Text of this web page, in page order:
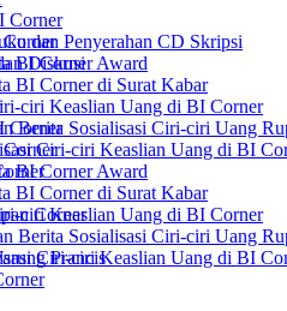
Corner
BI Corner Award
BI Corner di Surat Kabar
ciri Keaslian Uang di BI Corner
Berita Sosialisasi Ciri-ciri Uang
Ciri-ciri Keaslian Uang di BI
Corner
Prancis
dan Penyerahan CD Skripsi
Diskusi
Corner
BI Corner Award
BI Corner di Surat Kabar
ciri Keaslian Uang di BI Corner
Berita Sosialisasi Ciri-ciri Uang
Ciri-ciri Keaslian Uang di BI